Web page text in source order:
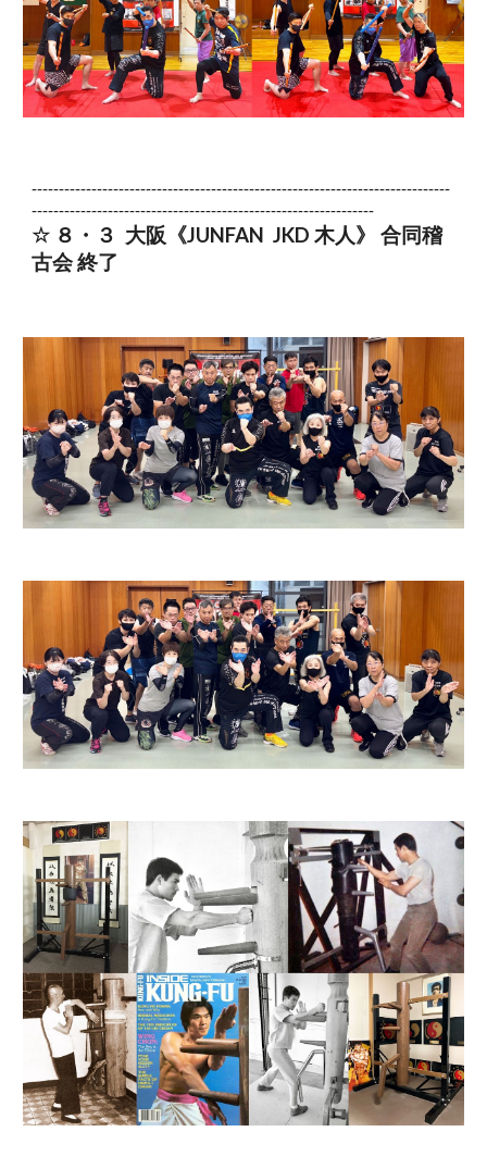
-----------------------------------------------------------------------------
---------------------------------------------------------------
☆ ８ ・ ３ 大阪《JUNFAN JKD 木人》 合同稽
古会 終了